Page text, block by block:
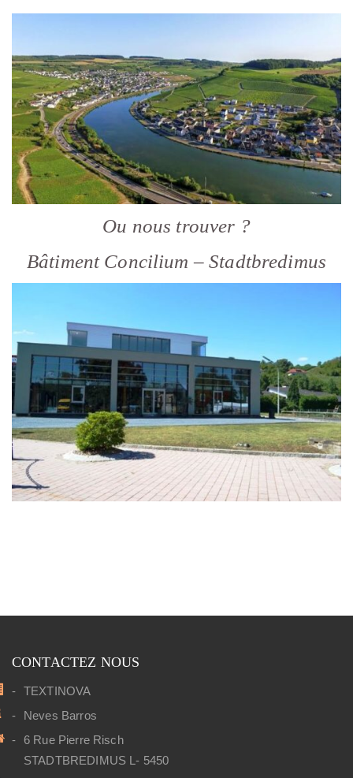
Ou nous trouver ?
Bâtiment Concilium – Stadtbredimus
CONTACTEZ NOUS
TEXTINOVA
Neves Barros
6 Rue Pierre Risch
STADTBREDIMUS L- 5450